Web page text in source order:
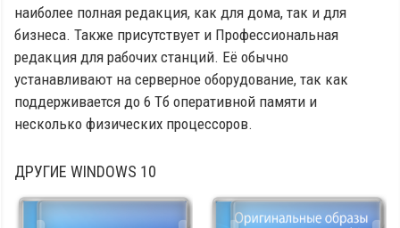
наиболее полная редакция, как для дома, так и для
бизнеса. Также присутствует и Профессиональная
редакция для рабочих станций. Её обычно
устанавливают на серверное оборудование, так как
поддерживается до 6 Тб оперативной памяти и
несколько физических процессоров.
ДРУГИЕ WINDOWS 10